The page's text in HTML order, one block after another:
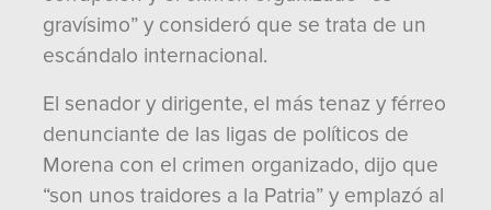
gravísimo” y consideró que se trata de un
escándalo internacional.
El senador y dirigente, el más tenaz y férreo
denunciante de las ligas de políticos de
Morena con el crimen organizado, dijo que
“son unos traidores a la Patria” y emplazó al